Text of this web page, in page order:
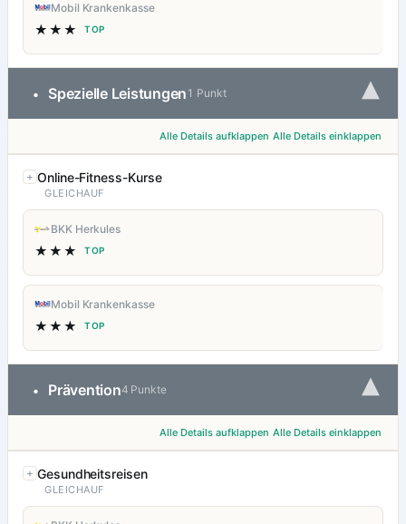
Mobil Krankenkasse
★★★ TOP
• Spezielle Leistungen 1 Punkt ▾
Alle Details aufklappen Alle Details einklappen
Online-Fitness-Kurse
GLEICHAUF
BKK Herkules
★★★ TOP
Mobil Krankenkasse
★★★ TOP
• Prävention4 Punkte ▾
Alle Details aufklappen Alle Details einklappen
Gesundheitsreisen
GLEICHAUF